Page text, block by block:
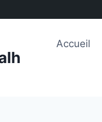
Accueil